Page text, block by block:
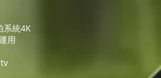
系統4K
用